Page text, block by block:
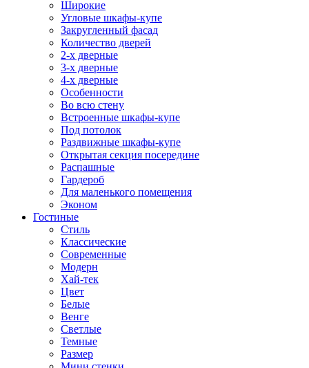
Широкие
Угловые шкафы-купе
Закругленный фасад
Количество дверей
2-х дверные
3-х дверные
4-х дверные
Особенности
Во всю стену
Встроенные шкафы-купе
Под потолок
Раздвижные шкафы-купе
Открытая секция посередине
Распашные
Гардероб
Для маленького помещения
Эконом
Гостиные
Стиль
Классические
Современные
Модерн
Хай-тек
Цвет
Белые
Венге
Светлые
Темные
Размер